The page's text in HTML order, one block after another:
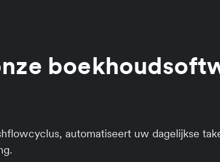
automatiseert uw dagelijkse